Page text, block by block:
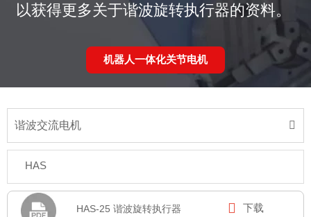
以获得更多关于谐波旋转执行器的资料。
机器人一体化关节电机
谐波交流电机 
HAS
HAS-25 谐波旋转执行器  下载